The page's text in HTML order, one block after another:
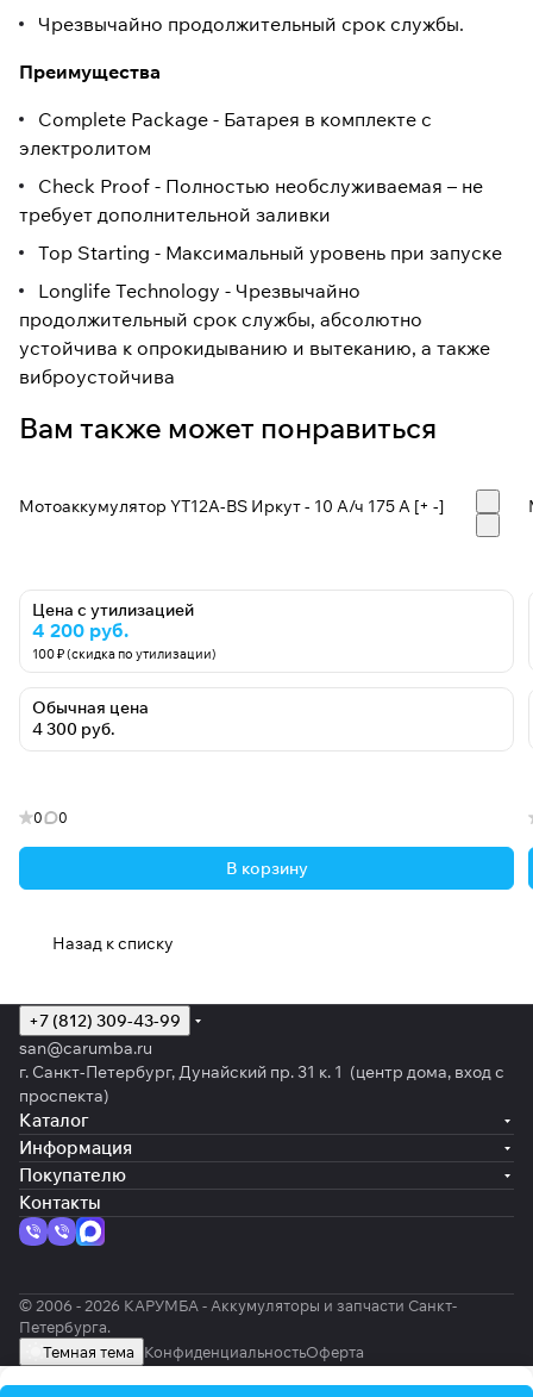
Чрезвычайно продолжительный срок службы.
Преимущества
Complete Package - Батарея в комплекте с
электролитом
Check Proof - Полностью необслуживаемая – не
требует дополнительной заливки
Top Starting - Максимальный уровень при запуске
Longlife Technology - Чрезвычайно
продолжительный срок службы, абсолютно
устойчива к опрокидыванию и вытеканию, а также
виброустойчива
Вам также может понравиться
Мотоаккумулятор YT12А-BS Иркут - 10 А/ч 175 A [+ -]
Цена с утилизацией
4 200 руб.
100 ₽ (скидка по утилизации)
Обычная цена
4 300 руб.
0 0
В корзину
Назад к списку
+7 (812) 309-43-99
san@carumba.ru
г. Санкт-Петербург, Дунайский пр. 31 к. 1 (центр дома, вход с
проспекта)
Каталог
Информация
Покупателю
Контакты
© 2006 - 2026 КАРУМБА - Аккумуляторы и запчасти Санкт-
Петербурга.
Темная тема
КонфиденциальностьОферта